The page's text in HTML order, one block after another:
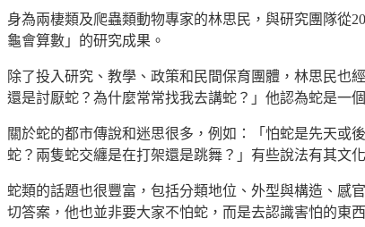
身為兩棲類及爬蟲類動物專家的林思民，與研究團隊從
龜會算數」的研究成果。
除了投入研究、教學、政策和民間保育團體，林思民也
還是討厭蛇？為什麼常常找我去講蛇？」他認為蛇是一
關於蛇的都市傳說和迷思很多，例如：「怕蛇是先天或
蛇？兩隻蛇交纏是在打架還是跳舞？」有些說法有其文
蛇類的話題也很豐富，包括分類地位、外型與構造、感
切答案，他也並非要大家不怕蛇，而是去認識害怕的東西